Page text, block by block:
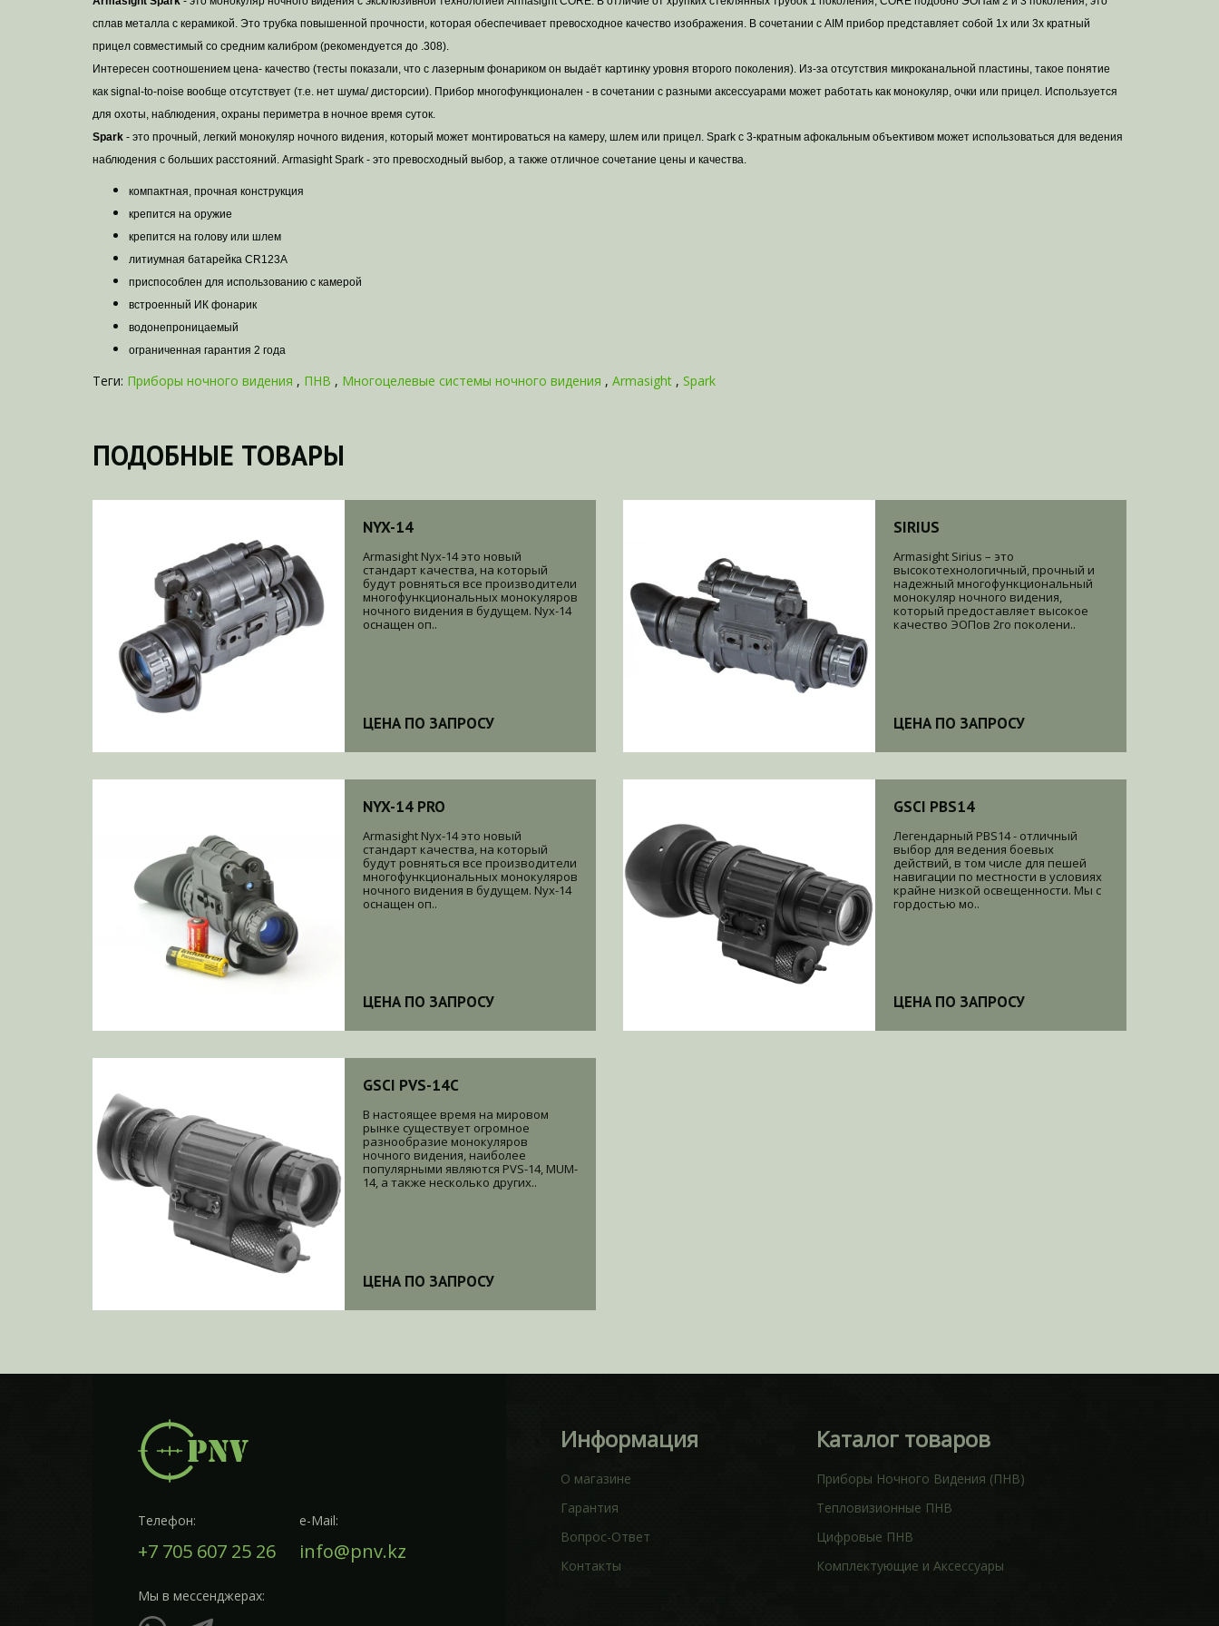
сплав металла с керамикой. Это трубка повышенной прочности, которая обеспечивает превосходное качество изображения. В сочетании с AIM прибор представляет собой 1х или 3х кратный
прицел совместимый со средним калибром (рекомендуется до .308).
Интересен соотношением цена- качество (тесты показали, что с лазерным фонариком он выдаёт картинку уровня второго поколения). Из-за отсутствия микроканальной пластины, такое понятие
как signal-to-noise вообще отсутствует (т.е. нет шума/ дисторсии). Прибор многофункционален - в сочетании с разными аксессуарами может работать как монокуляр, очки или прицел. Используется
для охоты, наблюдения, охраны периметра в ночное время суток.
Spark - это прочный, легкий монокуляр ночного видения, который может монтироваться на камеру, шлем или прицел. Spark с 3-кратным афокальным объективом может использоваться для ведения
наблюдения с больших расстояний. Armasight Spark - это превосходный выбор, а также отличное сочетание цены и качества.
компактная, прочная конструкция
крепится на оружие
крепится на голову или шлем
литиумная батарейка CR123A
приспособлен для использованию с камерой
встроенный ИК фонарик
водонепроницаемый
ограниченная гарантия 2 года
Теги: Приборы ночного видения , ПНВ , Многоцелевые системы ночного видения , Armasight , Spark
ПОДОБНЫЕ ТОВАРЫ
NYX-14
Armasight Nyx-14 это новый
стандарт качества, на который
будут ровняться все производители
многофункциональных монокуляров
ночного видения в будущем. Nyx-14
оснащен оп..
ЦЕНА ПО ЗАПРОСУ
SIRIUS
Armasight Sirius – это
высокотехнологичный, прочный и
надежный многофункциональный
монокуляр ночного видения,
который предоставляет высокое
качество ЭОПов 2го поколени..
ЦЕНА ПО ЗАПРОСУ
NYX-14 PRO
Armasight Nyx-14 это новый
стандарт качества, на который
будут ровняться все производители
многофункциональных монокуляров
ночного видения в будущем. Nyx-14
оснащен оп..
ЦЕНА ПО ЗАПРОСУ
GSCI PBS14
Легендарный PBS14 - отличный
выбор для ведения боевых
действий, в том числе для пешей
навигации по местности в условиях
крайне низкой освещенности. Мы с
гордостью мо..
ЦЕНА ПО ЗАПРОСУ
GSCI PVS-14C
В настоящее время на мировом
рынке существует огромное
разнообразие монокуляров
ночного видения, наиболее
популярными являются PVS-14, MUM-
14, а также несколько других..
ЦЕНА ПО ЗАПРОСУ
Телефон:
+7 705 607 25 26
e-Mail:
info@pnv.kz
Мы в мессенджерах:
Информация
О магазине
Гарантия
Вопрос-Ответ
Контакты
Каталог товаров
Приборы Ночного Видения (ПНВ)
Тепловизионные ПНВ
Цифровые ПНВ
Комплектующие и Аксессуары